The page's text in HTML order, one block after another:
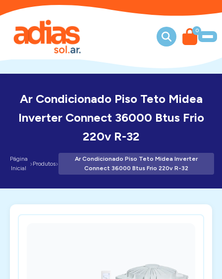
0
Ar Condicionado Piso Teto Midea
Inverter Connect 36000 Btus Frio
220v R-32
Página
Inicial
›Produtos›
Ar Condicionado Piso Teto Midea Inverter
Connect 36000 Btus Frio 220v R-32